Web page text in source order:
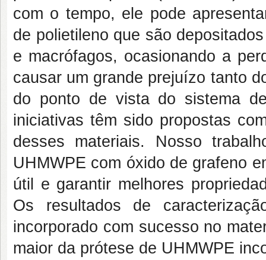
com o tempo, ele pode
de polietileno que são
e macrófagos, ocasionando a
causar um grande prejuízo tanto
do ponto de vista do sistema
iniciativas têm sido propostas
desses materiais. Nosso
UHMWPE com óxido de grafeno
útil e garantir melhores
Os resultados de
incorporado com sucesso no
maior da prótese de UHMWPE